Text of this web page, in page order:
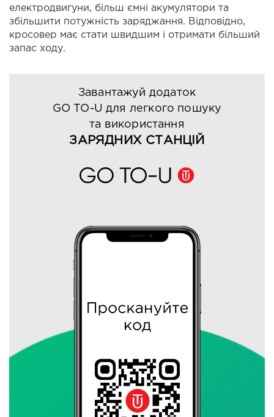
електродвигуни, більш ємні акумулятори та
збільшити потужність заряджання. Відповідно,
кросовер має стати швидшим і отримати більший
запас ходу.
Завантажуй додаток
GO TO-U для легкого пошуку
та використання
ЗАРЯДНИХ СТАНЦІЙ